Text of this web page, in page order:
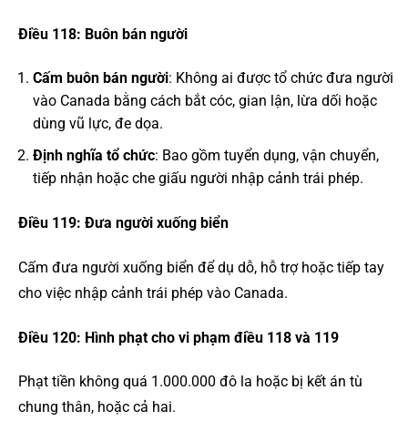
Điều 118: Buôn bán người
Cấm buôn bán người: Không ai được tổ chức đưa người
vào Canada bằng cách bắt cóc, gian lận, lừa dối hoặc
dùng vũ lực, đe dọa.
Định nghĩa tổ chức: Bao gồm tuyển dụng, vận chuyển,
tiếp nhận hoặc che giấu người nhập cảnh trái phép.
Điều 119: Đưa người xuống biển
Cấm đưa người xuống biển để dụ dỗ, hỗ trợ hoặc tiếp tay
cho việc nhập cảnh trái phép vào Canada.
Điều 120: Hình phạt cho vi phạm điều 118 và 119
Phạt tiền không quá 1.000.000 đô la hoặc bị kết án tù
chung thân, hoặc cả hai.